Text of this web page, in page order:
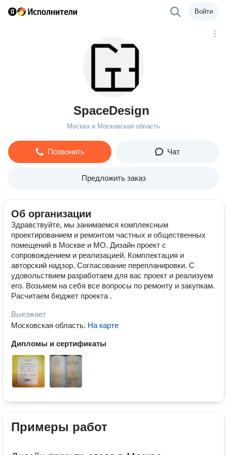
Войти
SpaceDesign
Москва и Московская область
Позвонить Чат
Предложить заказ
Об организации
Здравствуйте, мы занимаемся комплексным
проектированием и ремонтом частных и общественных
помещений в Москве и МО. Дизайн проект с
сопровождением и реализацией. Комплектация и
авторский надзор. Согласование перепланировки. С
удовольствием разработаем для вас проект и реализуем
его. Возьмем на себя все вопросы по ремонту и закупкам.
Расчитаем бюджет проекта .
Выезжает
Московская область. На карте
Дипломы и сертификаты
Примеры работ